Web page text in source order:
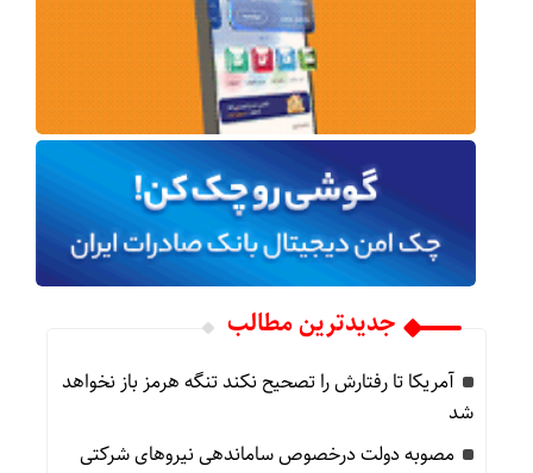
جدیدترین مطالب
آمریکا تا رفتارش را تصحیح نکند تنگه هرمز باز نخواهد
شد
مصوبه دولت درخصوص ساماندهی نیروهای شرکتی